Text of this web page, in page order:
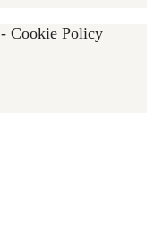
- Cookie Policy